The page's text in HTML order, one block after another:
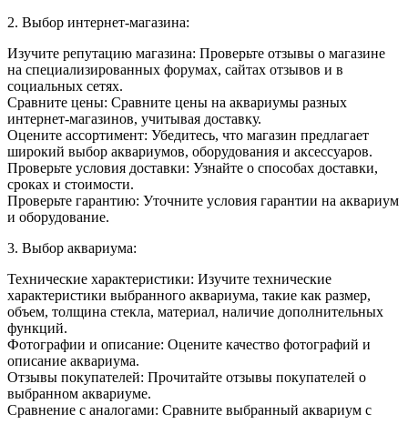
2. Выбор интернет-магазина:
Изучите репутацию магазина: Проверьте отзывы о магазине
на специализированных форумах, сайтах отзывов и в
социальных сетях.
Сравните цены: Сравните цены на аквариумы разных
интернет-магазинов, учитывая доставку.
Оцените ассортимент: Убедитесь, что магазин предлагает
широкий выбор аквариумов, оборудования и аксессуаров.
Проверьте условия доставки: Узнайте о способах доставки,
сроках и стоимости.
Проверьте гарантию: Уточните условия гарантии на аквариум
и оборудование.
3. Выбор аквариума:
Технические характеристики: Изучите технические
характеристики выбранного аквариума, такие как размер,
объем, толщина стекла, материал, наличие дополнительных
функций.
Фотографии и описание: Оцените качество фотографий и
описание аквариума.
Отзывы покупателей: Прочитайте отзывы покупателей о
выбранном аквариуме.
Сравнение с аналогами: Сравните выбранный аквариум с